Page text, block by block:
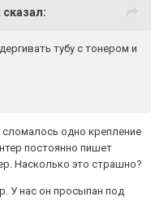
сказал:
тубу с тонером и
одно крепление
постоянно пишет
Насколько это страшно?
У нас он просыпан под